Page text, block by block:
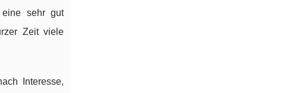
eine sehr gut
Zeit viele
Interesse,